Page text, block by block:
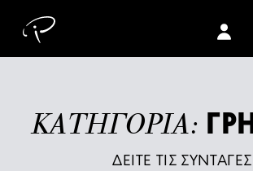
ΚΑΤΗΓΟΡΙΑ:
ΔΕΙΤΕ ΤΙΣ ΣΥΝΤΑΓΕΣ